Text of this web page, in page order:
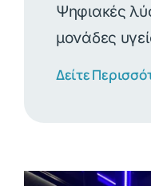
Ψηφιακές
μονάδες
Δείτε